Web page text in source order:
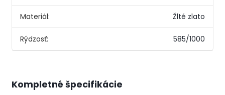
Materiál: Žlté zlato
Rýdzosť: 585/1000
Kompletné špecifikácie